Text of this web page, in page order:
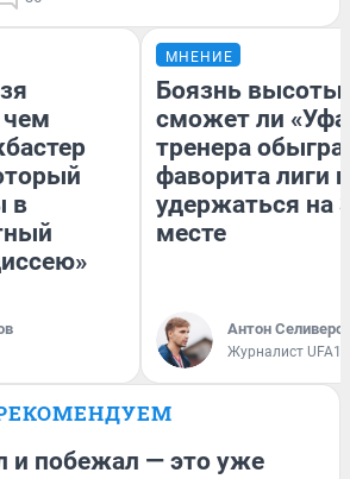
чем
в
МНЕНИЕ
Боязнь высоты:
сможет ли
тренера
фаворита лиги и
удержаться на
месте
Антон
Журналист
и побежал — это уже